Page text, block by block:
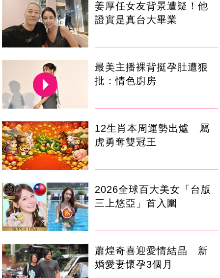
姜厚任女友背景遭疑！他
證實是真台大畢業
最美主播裸背挺孕肚遭狠
批：情色廚房
12生肖本周運勢出爐 屬
虎勇奪雙冠王
2026全球百大美女「台版
三上悠亞」首入圍
蕭煌奇喜迎愛情結晶 新
婚愛妻懷孕3個月